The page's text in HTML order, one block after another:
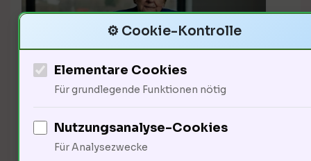
Politisch gesehen ist die
Tabaksteuer ein heißes Eisen. 55%
der Bevölkerung unterstützen eine
⚙️ Cookie-Kontrolle
Elementare Cookies
Für grundlegende Funktionen nötig
Nutzungsanalyse-Cookies
Für Analysezwecke